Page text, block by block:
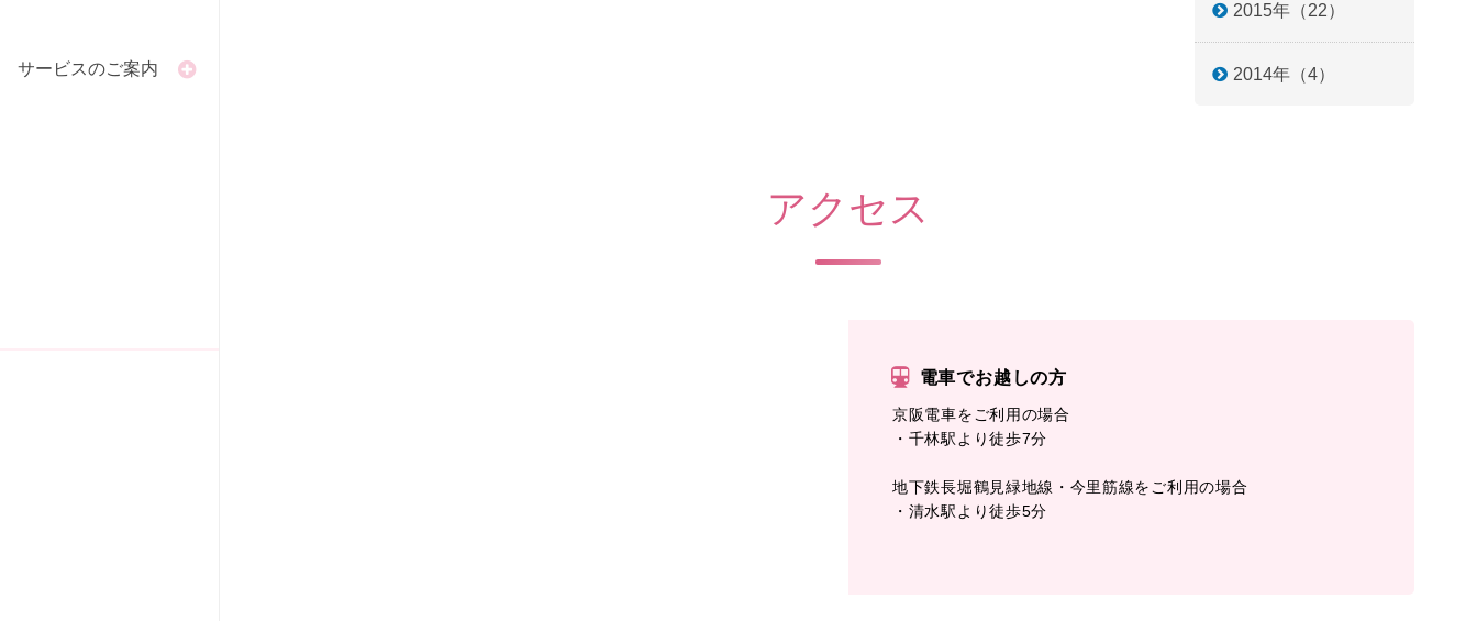
サービスのご案内
2015年（22）
2014年（4）
アクセス
電車でお越しの方
京阪電車をご利用の場合
・千林駅より徒歩7分
地下鉄長堀鶴見緑地線・今里筋線をご利用の場合
・清水駅より徒歩5分